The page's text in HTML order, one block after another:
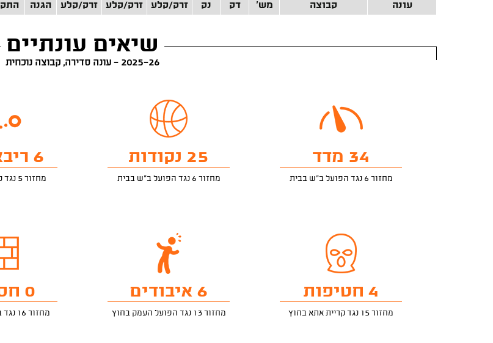
עונה
קבוצה מש' דק נק זרק/קלע זרק/קלע זרק/קלע הגנה התק
שיאים עונתיים
2025-26 - עונה סדירה, קבוצה נוכחית
34 מדד
מחזור 6 נגד הפועל ב"ש בבית
25 נקודות
מחזור 6 נגד הפועל ב"ש בבית
6 ריבאונדים
מחזור 5 נגד קריית אתא בבית
4 חטיפות
מחזור 15 נגד קריית אתא בחוץ
6 איבודים
מחזור 13 נגד הפועל העמק בחוץ
0 חסימות
מחזור 16 נגד בני הרצליה בבית